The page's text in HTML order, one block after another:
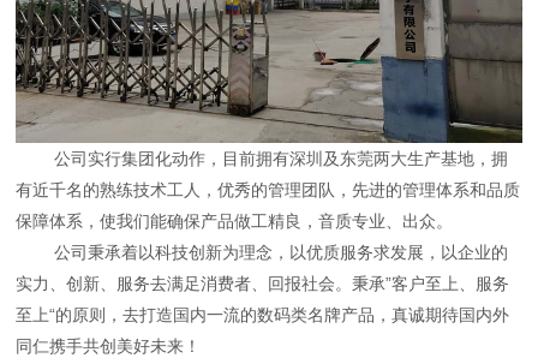
公司实行集团化动作，目前拥有深圳及东莞两大生产基地，拥
有近千名的熟练技术工人，优秀的管理团队，先进的管理体系和品质
保障体系，使我们能确保产品做工精良，音质专业、出众。
公司秉承着以科技创新为理念，以优质服务求发展，以企业的
实力、创新、服务去满足消费者、回报社会。秉承”客户至上、服务
至上“的原则，去打造国内一流的数码类名牌产品，真诚期待国内外
同仁携手共创美好未来！